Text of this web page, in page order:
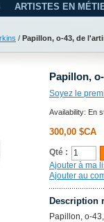
ARTISTES EN
/ Papillon, o-43, de
Papillon,
Soyez le
Availability: En
300,00 $CA
Qté :
Ajouter à ma
Ajouter au
Description
Papillon, o-